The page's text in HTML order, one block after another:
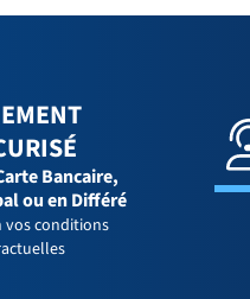
Bancaire,
ou en Différé
vos conditions